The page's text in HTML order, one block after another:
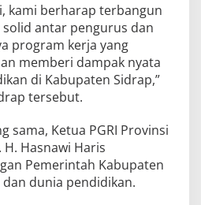
kami berharap terbangun
antar pengurus dan
program kerja yang
memberi dampak nyata
di Kabupaten Sidrap,”
tersebut.
sama, Ketua PGRI Provinsi
Hasnawi Haris
Pemerintah Kabupaten
dunia pendidikan.